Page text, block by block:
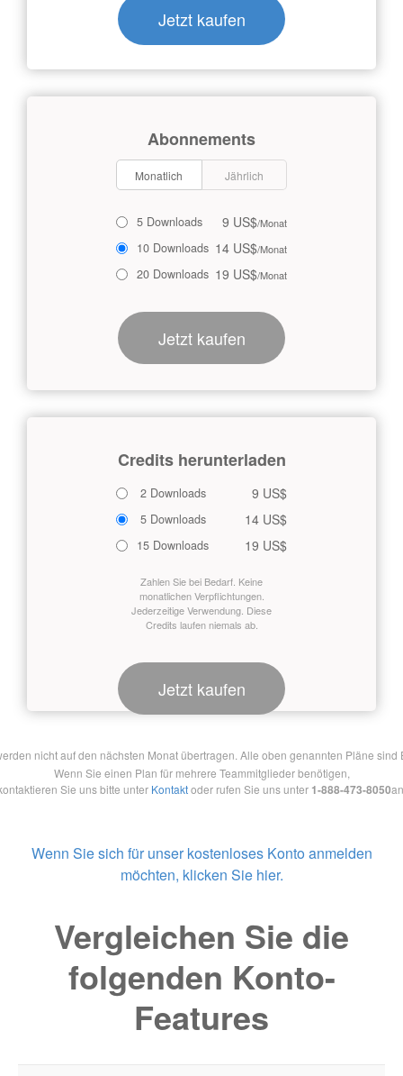
Jetzt kaufen
Abonnements
Monatlich Jährlich
5 Downloads 9 US$/Monat
10 Downloads 14 US$/Monat
20 Downloads 19 US$/Monat
Jetzt kaufen
Credits herunterladen
2 Downloads 9 US$
5 Downloads 14 US$
15 Downloads 19 US$
Zahlen Sie bei Bedarf. Keine
monatlichen Verpflichtungen.
Jederzeitige Verwendung. Diese
Credits laufen niemals ab.
Jetzt kaufen
nicht auf den nächsten Monat übertragen. Alle oben genannten Pläne
Wenn Sie einen Plan für mehrere Teammitglieder benötigen,
Sie uns bitte unter Kontaktoder rufen Sie uns unter 1-888-473-8050
Wenn Sie sich für unser kostenloses Konto anmelden
möchten, klicken Sie hier.
Vergleichen Sie die
folgenden Konto-
Features